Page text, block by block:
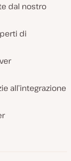
dal nostro
di
all’integrazione